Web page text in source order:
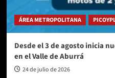
ÁREA METROPOLITANA
Desde el 3 de agosto inicia
en el Valle de Aburrá
24 de julio de 2026